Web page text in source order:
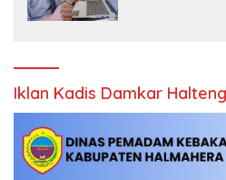
Iklan Kadis Damkar Halteng